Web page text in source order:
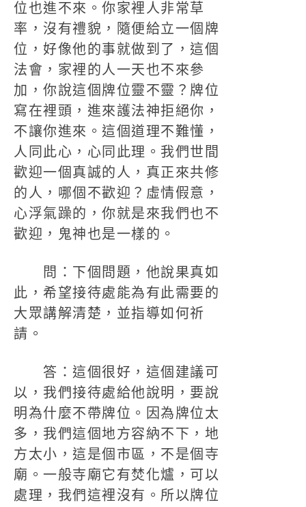
位也進不來。你家裡人非常草
率，沒有禮貌，隨便給立一個牌
位，好像他的事就做到了，這個
法會，家裡的人一天也不來參
加，你說這個牌位靈不靈？牌位
寫在裡頭，進來護法神拒絕你，
不讓你進來。這個道理不難懂，
人同此心，心同此理。我們世間
歡迎一個真誠的人，真正來共修
的人，哪個不歡迎？虛情假意，
心浮氣躁的，你就是來我們也不
歡迎，鬼神也是一樣的。
問：下個問題，他說果真如
此，希望接待處能為有此需要的
大眾講解清楚，並指導如何祈
請。
答：這個很好，這個建議可
以，我們接待處給他說明，要說
明為什麼不帶牌位。因為牌位太
多，我們這個地方容納不下，地
方太小，這是個市區，不是個寺
廟。一般寺廟它有焚化爐，可以
處理，我們這裡沒有。所以牌位